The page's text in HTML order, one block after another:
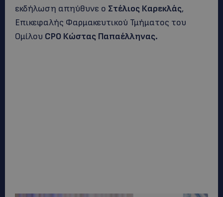
εκδήλωση απηύθυνε ο Στέλιος Καρεκλάς,
Επικεφαλής Φαρμακευτικού Τμήματος του
Ομίλου CPO Κώστας Παπαέλληνας.